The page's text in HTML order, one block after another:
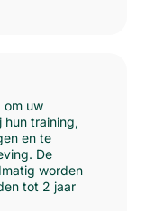
om uw
hun training,
en te
De
worden
tot 2 jaar